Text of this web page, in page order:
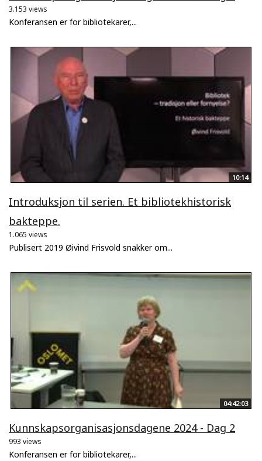
3.153 views
Konferansen er for bibliotekarer,...
10:14
Introduksjon til serien. Et bibliotekhistorisk
bakteppe.
1.065 views
Publisert 2019 Øivind Frisvold snakker om...
04:42:03
Kunnskapsorganisasjonsdagene 2024 - Dag 2
993 views
Konferansen er for bibliotekarer,...